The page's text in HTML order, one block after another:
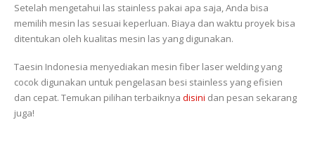
Setelah mengetahui las stainless pakai apa saja, Anda bisa
memilih mesin las sesuai keperluan. Biaya dan waktu proyek bisa
ditentukan oleh kualitas mesin las yang digunakan.
Taesin Indonesia menyediakan mesin fiber laser welding yang
cocok digunakan untuk pengelasan besi stainless yang efisien
dan cepat. Temukan pilihan terbaiknya disini dan pesan sekarang
juga!